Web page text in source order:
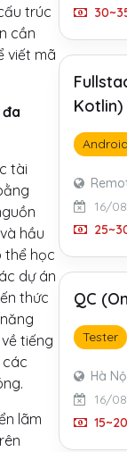
trúc
cần
viết mã
tài
hầu
thể học
dự án
thức
tiếng
các
lãm
16/
QC
Tester
Hà
16/